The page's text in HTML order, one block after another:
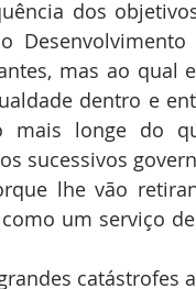
dos
mas ao qual
dentro e
longe do
sucessivos
lhe vão
um serviço